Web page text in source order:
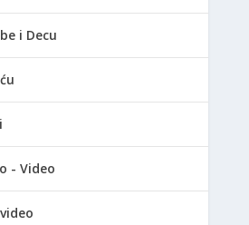
i Decu
- Video